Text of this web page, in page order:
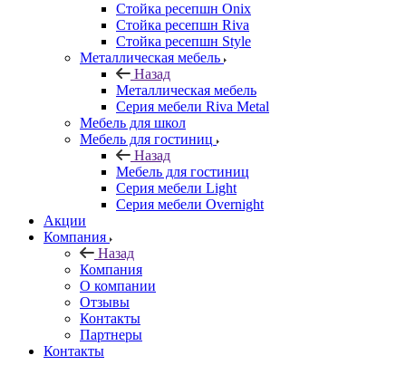
Стойка ресепшн Onix
Стойка ресепшн Riva
Стойка ресепшн Style
Металлическая мебель
Назад
Металлическая мебель
Серия мебели Riva Metal
Мебель для школ
Мебель для гостиниц
Назад
Мебель для гостиниц
Серия мебели Light
Серия мебели Overnight
Акции
Компания
Назад
Компания
О компании
Отзывы
Контакты
Партнеры
Контакты